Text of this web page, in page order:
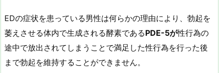
EDの症状を患っている男性は何らかの理由により、勃起を
萎えさせる体内で生成される酵素であるPDE-5が性行為の
途中で放出されてしまうことで満足した性行為を行った後
まで勃起を維持することができません。